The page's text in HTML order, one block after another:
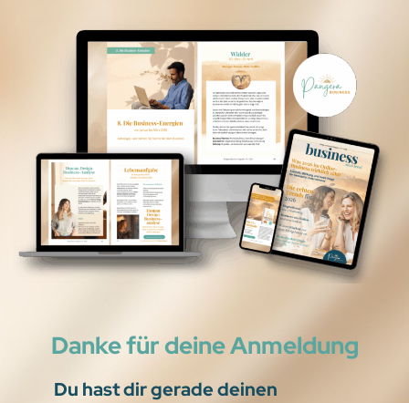
Danke für deine Anmeldung
Du hast dir gerade deinen